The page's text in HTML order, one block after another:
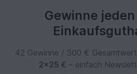
Gewinne
42 Gewinne / 300 €
2×25 € – einfach